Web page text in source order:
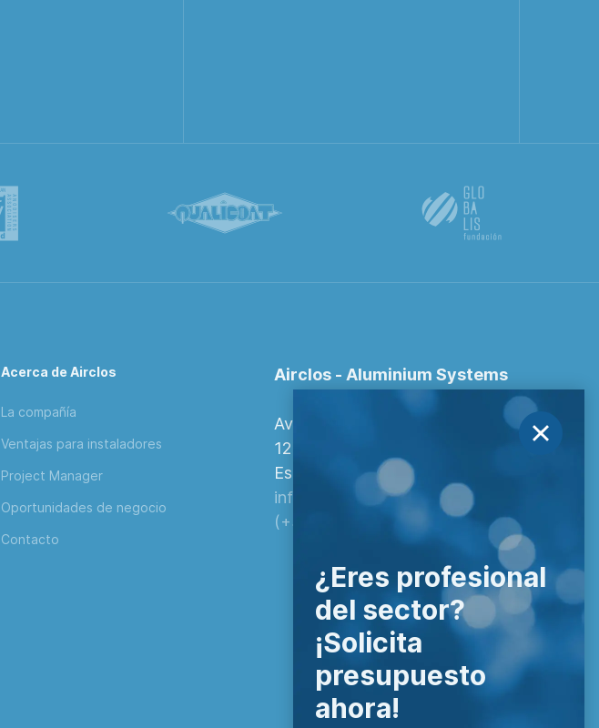
Acerca de Airclos
La compañía
Ventajas para instaladores
Project Manager
Oportunidades de negocio
Contacto
Airclos - Aluminium Systems
Avenida Europa, 103
12006 Castellón de la Plana,
España.
info@airclos.com
(+34) 964 260 849
¿Eres profesional
del sector?
¡Solicita
presupuesto
ahora!